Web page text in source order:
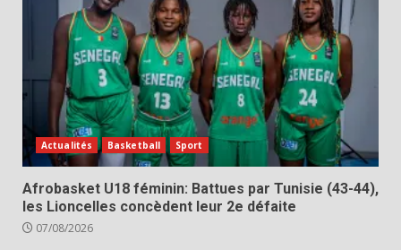
Actualités Basketball Sport
Afrobasket U18 féminin: Battues par Tunisie (43-44),
les Lioncelles concèdent leur 2e défaite
07/08/2026